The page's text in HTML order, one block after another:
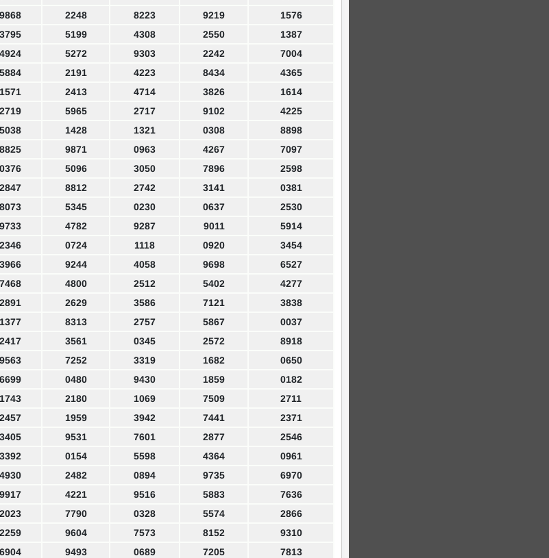
9868 2248 8223 9219
1576
3795 5199 4308 2550
1387
4924 5272 9303 2242
7004
5884 2191 4223 8434
4365
1571 2413 4714 3826
1614
2719 5965 2717 9102
4225
5038 1428 1321 0308
8898
8825 9871 0963 4267
7097
0376 5096 3050 7896
2598
2847 8812 2742 3141
0381
8073 5345 0230 0637
2530
9733 4782 9287 9011
5914
2346 0724 1118 0920
3454
3966 9244 4058 9698
6527
7468 4800 2512 5402
4277
2891 2629 3586 7121
3838
1377 8313 2757 5867
0037
2417 3561 0345 2572
8918
9563 7252 3319 1682
0650
6699 0480 9430 1859
0182
1743 2180 1069 7509
2711
2457 1959 3942 7441
2371
3405 9531 7601 2877
2546
3392 0154 5598 4364
0961
4930 2482 0894 9735
6970
9917 4221 9516 5883
7636
2023 7790 0328 5574
2866
2259 9604 7573 8152
9310
6904 9493 0689 7205
7813